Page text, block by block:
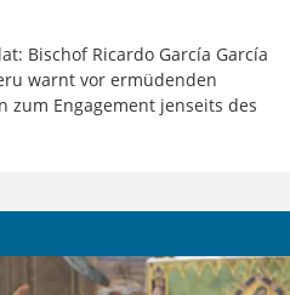
Bischof Ricardo García García
warnt vor ermüdenden
zum Engagement jenseits des